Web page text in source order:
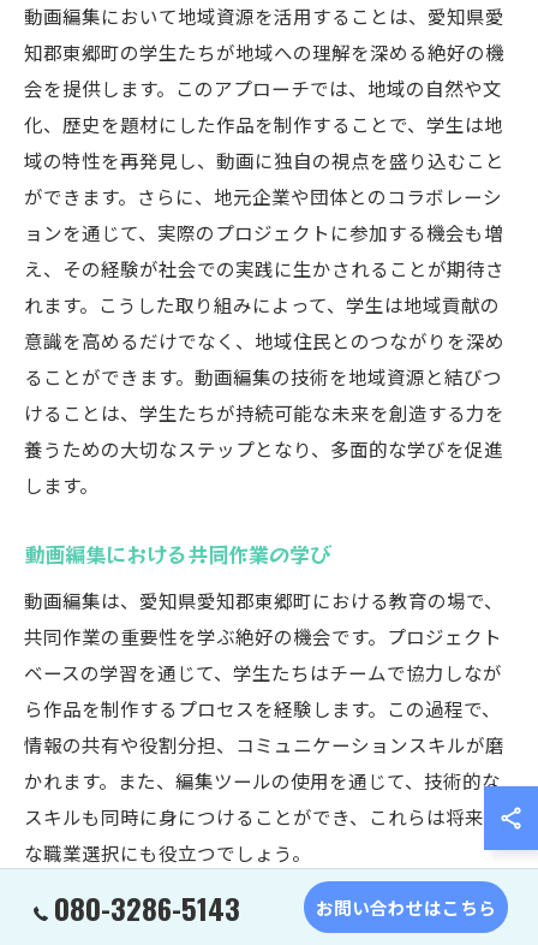
動画編集において地域資源を活用することは、愛知県愛
知郡東郷町の学生たちが地域への理解を深める絶好の機
会を提供します。このアプローチでは、地域の自然や文
化、歴史を題材にした作品を制作することで、学生は地
域の特性を再発見し、動画に独自の視点を盛り込むこと
ができます。さらに、地元企業や団体とのコラボレーシ
ョンを通じて、実際のプロジェクトに参加する機会も増
え、その経験が社会での実践に生かされることが期待さ
れます。こうした取り組みによって、学生は地域貢献の
意識を高めるだけでなく、地域住民とのつながりを深め
ることができます。動画編集の技術を地域資源と結びつ
けることは、学生たちが持続可能な未来を創造する力を
養うための大切なステップとなり、多面的な学びを促進
します。
動画編集における共同作業の学び
動画編集は、愛知県愛知郡東郷町における教育の場で、
共同作業の重要性を学ぶ絶好の機会です。プロジェクト
ベースの学習を通じて、学生たちはチームで協力しなが
ら作品を制作するプロセスを経験します。この過程で、
情報の共有や役割分担、コミュニケーションスキルが磨
かれます。また、編集ツールの使用を通じて、技術的な
スキルも同時に身につけることができ、これらは将来的
な職業選択にも役立つでしょう。
教育現場での最新技術導入事例
080-3286-5143 お問い合わせはこちら